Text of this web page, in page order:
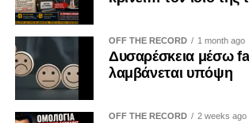
Αποδεικνύεται καθημερινά μέσα από τις
επιλογές. Δεν μπορεί κανείς να
ταυτόχρονα να χρηματοδοτεί, έστω και
οικονομικές δομές που τη συντηρούν.
Η Κύπρος εξακολουθεί να ζει τις
του 1974. Οι πρόσφυγες παραμένουν
OFF THE RECORD 1 month ago
Δυσαρέσκεια μέσω
λαμβάνεται υπόψη
OFF THE RECORD 2 weeks ago